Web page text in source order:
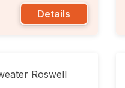
Details